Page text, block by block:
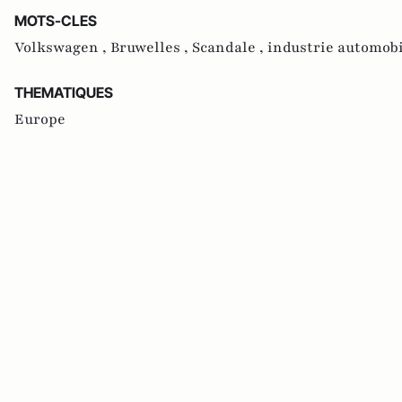
MOTS-CLES
Volkswagen , Bruwelles , Scandale , industrie
THEMATIQUES
Europe